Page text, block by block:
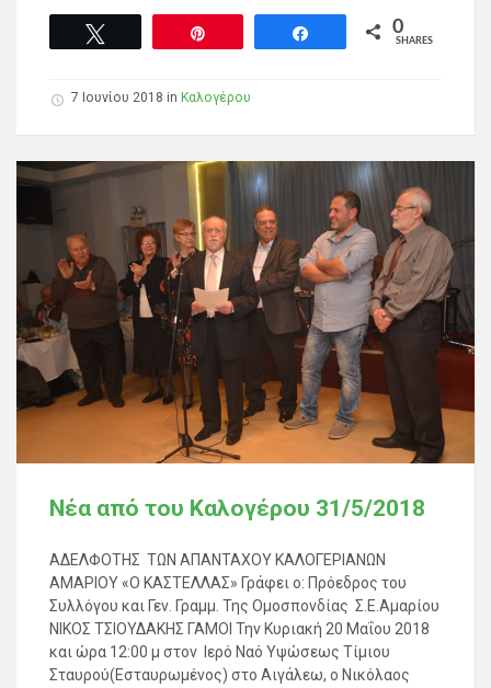
0
SHARES
7 Ιουνίου 2018 in Καλογέρου
Νέα από του Καλογέρου 31/5/2018
ΑΔΕΛΦΟΤΗΣ ΤΩΝ ΑΠΑΝΤΑΧΟΥ ΚΑΛΟΓΕΡΙΑΝΩΝ
ΑΜΑΡΙΟΥ «Ο ΚΑΣΤΕΛΛΑΣ» Γράφει ο: Πρόεδρος του
Συλλόγου και Γεν. Γραμμ. Της Ομοσπονδίας Σ.Ε.Αμαρίου
ΝΙΚΟΣ ΤΣΙΟΥΔΑΚΗΣ ΓΑΜΟΙ Την Κυριακή 20 Μαΐου 2018
και ώρα 12:00 μ στον Ιερό Ναό Υψώσεως Τίμιου
Σταυρού(Εσταυρωμένος) στο Αιγάλεω, ο Νικόλαος